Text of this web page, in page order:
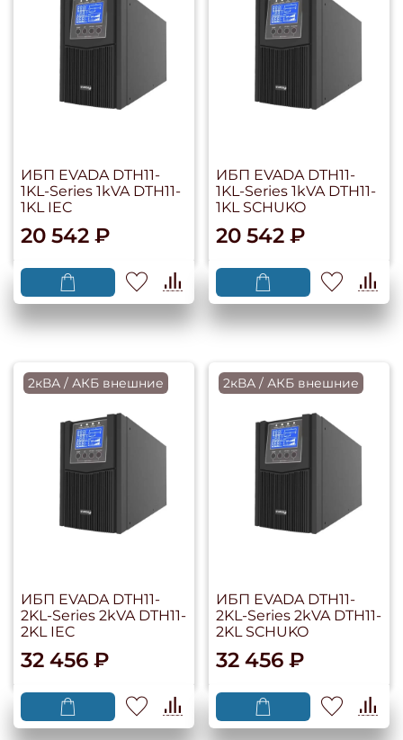
ИБП EVADA DTH11-
1KL-Series 1kVA DTH11-
1KL IEC
20 542 ₽
ИБП EVADA DTH11-
1KL-Series 1kVA DTH11-
1KL SCHUKO
20 542 ₽
2кВА / АКБ внешние
ИБП EVADA DTH11-
2KL-Series 2kVA DTH11-
2KL IEC
32 456 ₽
2кВА / АКБ внешние
ИБП EVADA DTH11-
2KL-Series 2kVA DTH11-
2KL SCHUKO
32 456 ₽